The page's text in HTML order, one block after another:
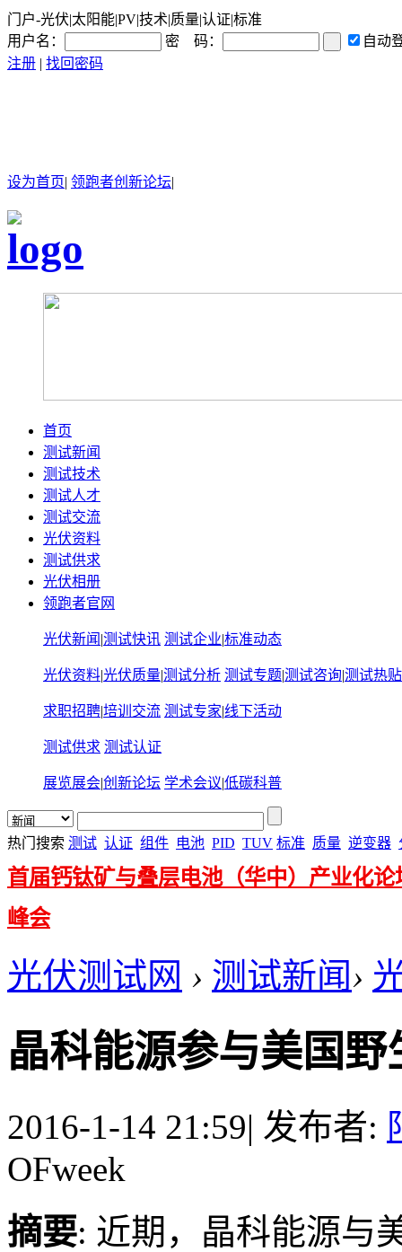
门户-光伏|太阳能|PV|技术|质量|认证|标准
用户名：
密 码：
自动
注册 | 找回密码
设为首页| 领跑者创新论坛|
首页
测试新闻
测试技术
测试人才
测试交流
光伏资料
测试供求
光伏相册
领跑者官网
光伏新闻 |测试快讯 测试企业|标准动态
光伏资料|光伏质量|测试分析 测试专题|测试咨询|测试热贴
求职招聘|培训交流 测试专家|线下活动
测试供求 测试认证
展览展会|创新论坛 学术会议|低碳科普
热门搜索 测试 认证 组件 电池 PID TUV 标准 质量 逆变器
首届钙钛矿与叠层电池（华中）产业化论
峰会
光伏测试网 › 测试新闻›
晶科能源参与美国野
2016-1-14 21:59| 发布者:
OFweek
摘要: 近期，晶科能源与